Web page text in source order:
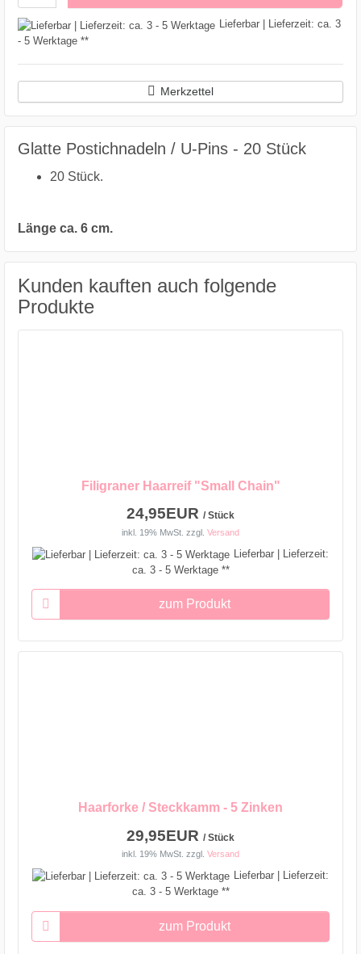
Lieferbar | Lieferzeit: ca. 3
- 5 Werktage **
Merkzettel
Glatte Postichnadeln / U-Pins - 20 Stück
20 Stück.
Länge ca. 6 cm.
Kunden kauften auch folgende
Produkte
Filigraner Haarreif "Small Chain"
24,95EUR / Stück
inkl. 19% MwSt. zzgl. Versand
Lieferbar | Lieferzeit:
ca. 3 - 5 Werktage **
zum Produkt
Haarforke / Steckkamm - 5 Zinken
29,95EUR / Stück
inkl. 19% MwSt. zzgl. Versand
Lieferbar | Lieferzeit:
ca. 3 - 5 Werktage **
zum Produkt